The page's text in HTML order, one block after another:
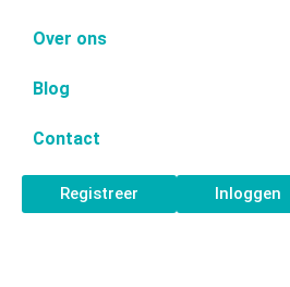
Over ons
Blog
Contact
Registreer Inloggen